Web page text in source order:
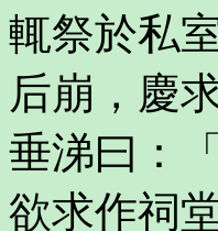
輒祭於私
后崩，慶
垂涕曰：
欲求作祠